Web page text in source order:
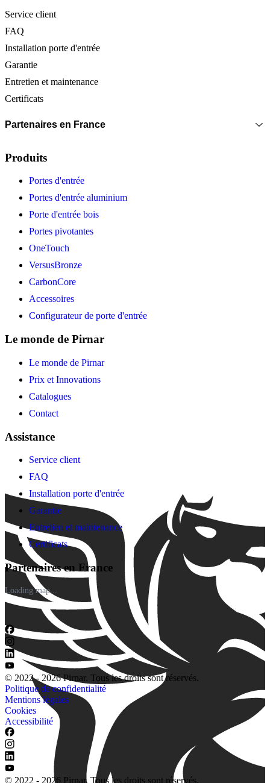
Service client
FAQ
Installation porte d'entrée
Garantie
Entretien et maintenance
Certificats
Partenaires en France
Produits
Portes d'entrée
Portes d'entrée aluminium
Porte d'entrée bois
Portes pivotantes
OneTouch
VersusBronze
CarbonCore
Accessoires
Configurateur de porte d'entrée
Le monde de Pirnar
Le monde de Pirnar
Prix et Innovations
Catalogues
Contact
Assistance
Service client
FAQ
Installation porte d'entrée
Garantie
Entretien et maintenance
Certificats
Partenaires en France
Loading map...
© 2022 - 2026 Pirnar. Tous les droits sont réservés.
Politique de confidentialité
Mentions légales
Cookies
Accessibilité
© 2022 - 2026 Pirnar. Tous les droits sont réservés.